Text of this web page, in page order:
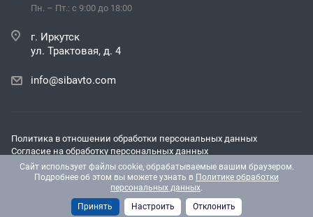
Пн. – Пт.: с 9:00 до 18:00
г. Иркутск
ул. Трактовая, д. 4
info@sibavto.com
Политика в отношении обработки персональных данных
Согласие на обработку персональных данных
Согласие на получение рекламных и информационных
материалов
© 2026 Все права защищены.
Сайт использует файлы cookie, обрабатываемые вашим браузером.
Подробнее об этом вы можете узнать в Политике обработки
персональных данных.
Принять
Настроить Отклонить